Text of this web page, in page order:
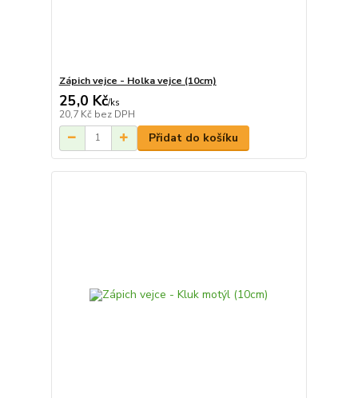
Zápich vejce - Holka vejce (10cm)
25,0 Kč/ks
20,7 Kč bez DPH
Přidat do košíku